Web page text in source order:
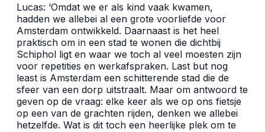
Lucas: ‘Omdat we er als kind vaak kwamen,
hadden we allebei al een grote voorliefde voor
Amsterdam ontwikkeld. Daarnaast is het heel
praktisch om in een stad te wonen die dichtbij
Schiphol ligt en waar we toch al veel moesten zijn
voor repetities en werkafspraken. Last but nog
least is Amsterdam een schitterende stad die de
sfeer van een dorp uitstraalt. Maar om antwoord te
geven op de vraag: elke keer als we op ons fietsje
op een van de grachten rijden, denken we allebei
hetzelfde. Wat is dit toch een heerlijke plek om te